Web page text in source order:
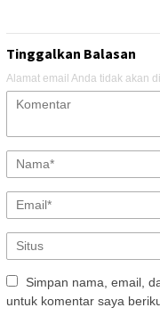
Tinggalkan Balasan
Alamat email Anda tidak akan
Simpan nama, email,
untuk komentar saya